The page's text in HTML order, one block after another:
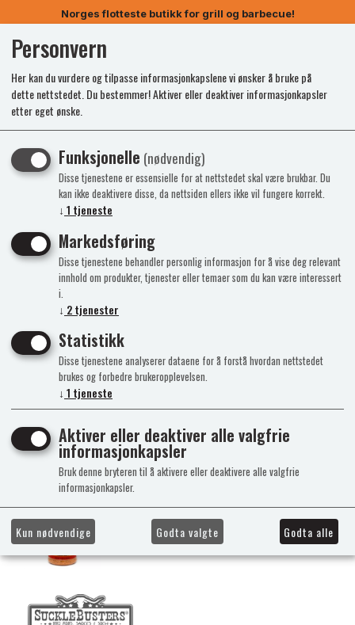
Norges flotteste butikk for grill og barbecue!
Personvern
Her kan du vurdere og tilpasse informasjonkapslene vi ønsker å bruke på
dette nettstedet. Du bestemmer! Aktiver eller deaktiver informasjonkapsler
etter eget ønske.
Funksjonelle (nødvendig)
Disse tjenestene er essensielle for at nettstedet skal være brukbar. Du
kan ikke deaktivere disse, da nettsiden ellers ikke vil fungere korrekt.
↓ 1 tjeneste
Markedsføring
Disse tjenestene behandler personlig informasjon for å vise deg relevant
innhold om produkter, tjenester eller temaer som du kan være interessert
i.
↓ 2tjenester
Statistikk
Disse tjenestene analyserer dataene for å forstå hvordan nettstedet
brukes og forbedre brukeropplevelsen.
↓ 1 tjeneste
Aktiver eller deaktiver alle valgfrie
informasjonkapsler
Bruk denne bryteren til å aktivere eller deaktivere alle valgfrie
informasjonkapsler.
Kun nødvendige Godta valgte Godta alle